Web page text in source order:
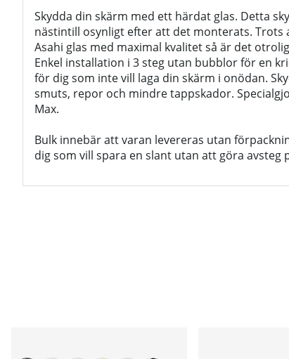
Skydda din skärm med ett härdat glas. Detta
nästintill osynligt efter att det monterats. Trots
Asahi glas med maximal kvalitet så är det
Enkel installation i 3 steg utan bubblor för en
för dig som inte vill laga din skärm i onödan.
smuts, repor och mindre tappskador.
Max.
Bulk innebär att varan levereras utan
dig som vill spara en slant utan att göra avsteg